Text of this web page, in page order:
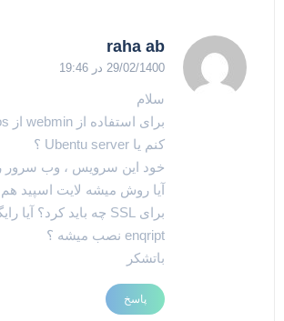
raha ab
29/02/1400 در 19:46
سلام
کنم یا Ubentu server ؟
خود این سرویس ، وب سرور
آیا روش میشه لایت اسپید هم
enqript نصب میشه ؟
باتشکر
پاسخ